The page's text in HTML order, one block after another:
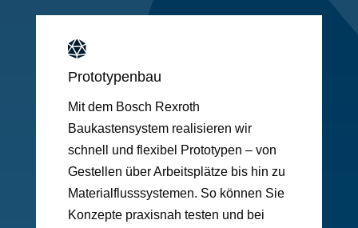

Prototypenbau
Mit dem Bosch Rexroth
Baukastensystem realisieren wir
schnell und flexibel Prototypen – von
Gestellen über Arbeitsplätze bis hin zu
Materialflusssystemen. So können Sie
Konzepte praxisnah testen und bei